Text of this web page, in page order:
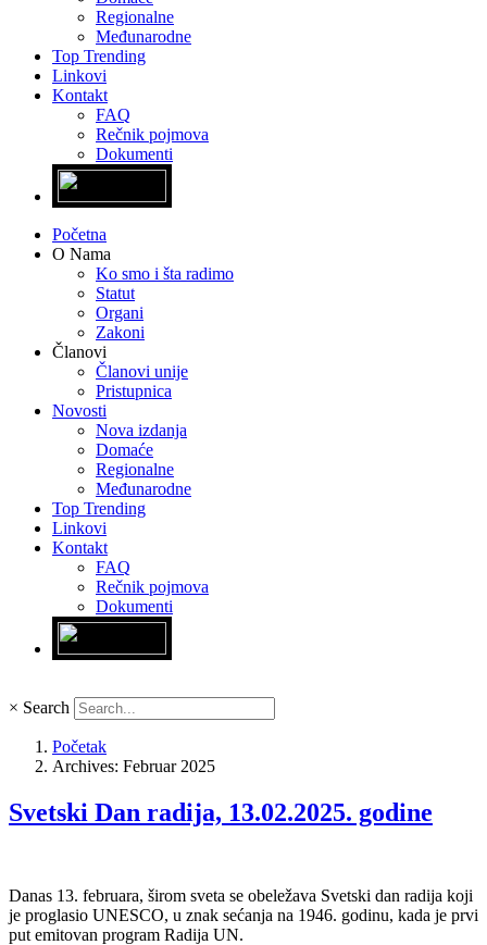
Regionalne
Međunarodne
Top Trending
Linkovi
Kontakt
FAQ
Rečnik pojmova
Dokumenti
Početna
O Nama
Ko smo i šta radimo
Statut
Organi
Zakoni
Članovi
Članovi unije
Pristupnica
Novosti
Nova izdanja
Domaće
Regionalne
Međunarodne
Top Trending
Linkovi
Kontakt
FAQ
Rečnik pojmova
Dokumenti
× Search
Početak
Archives: Februar 2025
Svetski Dan radija, 13.02.2025. godine
Danas 13. februara, širom sveta se obeležava Svetski dan radija koji
je proglasio UNESCO, u znak sećanja na 1946. godinu, kada je prvi
put emitovan program Radija UN.